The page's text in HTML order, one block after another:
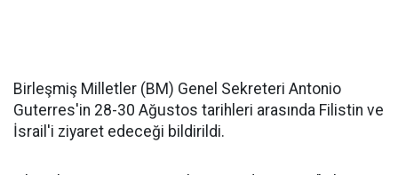
Birleşmiş Milletler (BM) Genel Sekreteri Antonio
Guterres'in 28-30 Ağustos tarihleri arasında Filistin ve
İsrail'i ziyaret edeceği bildirildi.